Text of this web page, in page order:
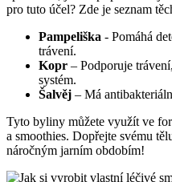
pro​ tuto účel?⁣ Zde je seznam
Pampeliška -⁢ Pomáhá⁤
trávení.
Kopr – Podporuje
systém.
Šalvěj – Má
Tyto ‌byliny můžete​ využít​ ve
a smoothies. Dopřejte svému
náročným jarním obdobím!